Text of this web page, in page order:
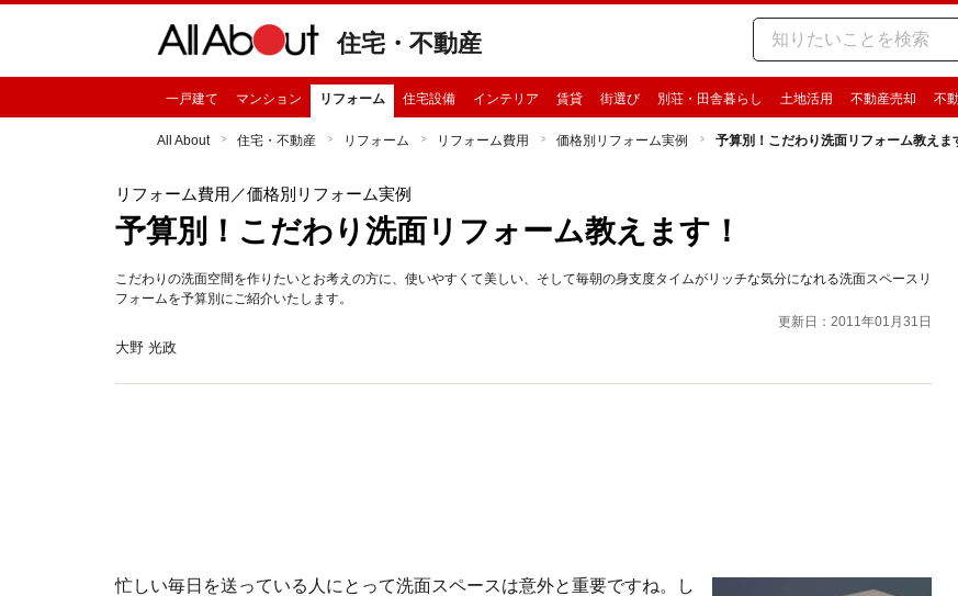
住宅・不動産
一戸建て マンション リフォーム 住宅設備 インテリア 賃貸 街選び 別荘・田舎暮らし 土地活用 不動産売却 不
All About 住宅・不動産 リフォーム リフォーム費用 価格別リフォーム実例 予算別！こだわり洗面リフォーム教えま
リフォーム費用 ／価格別リフォーム実例
予算別！こだわり洗面リフォーム教えます！
こだわりの洗面空間を作りたいとお考えの方に、使いやすくて美しい、そして毎朝の身支度タイムがリッチな気分になれる洗面スペースリ
フォームを予算別にご紹介いたします。
更新日：2011年01月31日
大野 光政
忙しい毎日を送っている人にとって洗面スペースは意外と重要ですね。し